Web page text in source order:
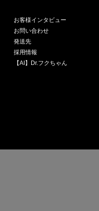
お客様インタビュー
お問い合わせ
発送先
採用情報
【AI】Dr.フクちゃん